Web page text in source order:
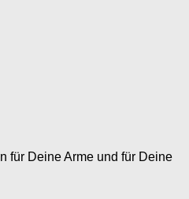
für Deine Arme und für Deine